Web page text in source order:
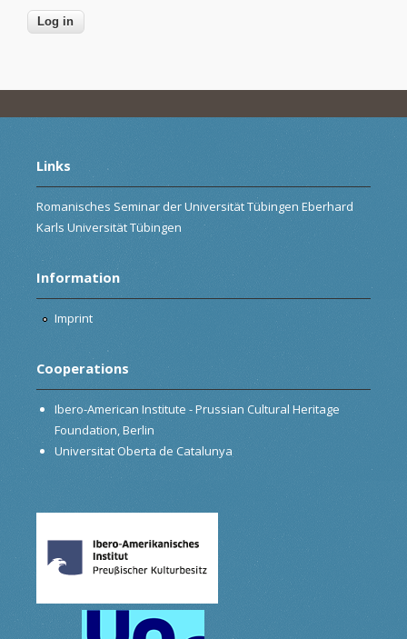
Links
Romanisches Seminar der Universität Tübingen Eberhard
Karls Universität Tübingen
Information
Imprint
Cooperations
Ibero-American Institute - Prussian Cultural Heritage
Foundation, Berlin
Universitat Oberta de Catalunya